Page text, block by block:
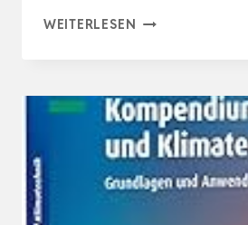
WEITERLESEN HANDBUCH
BAND
2:
ANWENDUNGEN